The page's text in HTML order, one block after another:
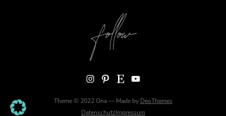
Instagram Pinterest Etsy YouTube
Theme © 2022 Ona — Made by DeoThemes
DatenschutzImpressum